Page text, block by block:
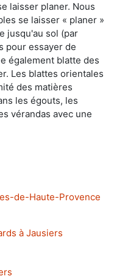
laisser planer. Nous
se laisser « planer »
jusqu'au sol (par
pour essayer de
également blatte des
Les blattes orientales
des matières
les égouts, les
vérandas avec une
de-Haute-Provence
à Jausiers